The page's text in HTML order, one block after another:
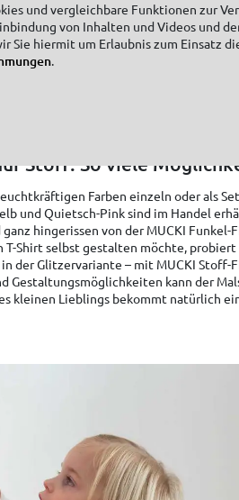
Stoff: So viele
Farben einzeln oder als
und Quietsch-Pink sind im Handel
hingerissen von der MUCKI Funkel-
Shirt selbst gestalten möchte, probiert
der Glitzervariante – mit MUCKI Stoff-
Gestaltungsmöglichkeiten kann der
kleinen Lieblings bekommt natürlich
und vergleichbare Funktionen zur
von Inhalten und Videos und
Sie hiermit um Erlaubnis zum Einsatz
.